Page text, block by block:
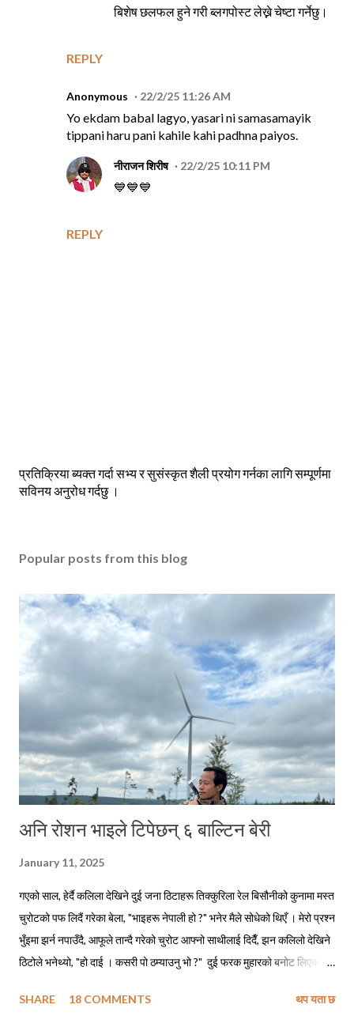
REPLY
बिशेष छलफल हुने गरी ब्लगपोस्ट लेख्ने चेष्टा गर्नेछु।
Anonymous 22/2/25 11:26 AM
Yo ekdam babal lagyo, yasari ni samasamayik
tippani haru pani kahile kahi padhna paiyos.
REPLY
नीराजन शिरीष 22/2/25 10:11 PM
💙💙💙
P
o
C
m
m
t
प्रतिक्रिया ब्यक्त गर्दा सभ्य र सुसंस्कृत शैली प्रयोग गर्नका लागि सम्पूर्णमा
सविनय अनुरोध गर्दछु ।
Popular posts from this blog
अनि रोशन भाइले टिपेछन् ६ बाल्टिन बेरी
January 11, 2025
गएको साल, हेर्दै कलिला देखिने दुई जना ठिटाहरू तिक्कुरिला रेल बिसौनीको कुनामा मस्त
चुरोटको पफ लिदैं गरेका बेला, "भाइहरू नेपाली हो ?" भनेर मैले सोधेको थिएँ । मेरो प्रश्न
भुँइमा झर्न नपाउँदै, आफूले तान्दै गरेको चुरोट आफ्नो साथीलाई दिदैँ, झन कलिलो देखिने
ठिटोले भनेथ्यो, "हो दाई । कसरी पो ठम्याउनु भो ?" दुई फरक मुहारको बनोट लिएका
तिमीहरू नेपाली मैं बातचित गर्दै थियौ नी त । मेरो जवाफ सुनेपछि त्यो ठिटोले कपाल
SHARE 18 COMMENTS थप यता छ